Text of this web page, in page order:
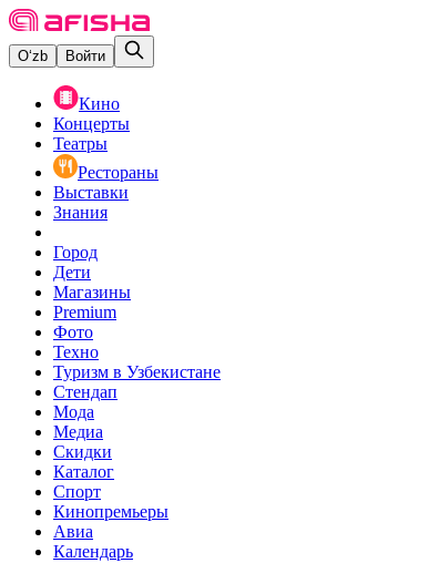
O‘zb Войти
Кино
Концерты
Театры
Рестораны
Выставки
Знания
Город
Дети
Магазины
Premium
Фото
Техно
Туризм в Узбекистане
Стендап
Мода
Медиа
Скидки
Каталог
Спорт
Кинопремьеры
Авиа
Календарь